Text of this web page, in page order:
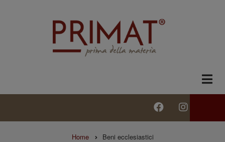
facebook
BRICIOLE
Home Beni ecclesiastici